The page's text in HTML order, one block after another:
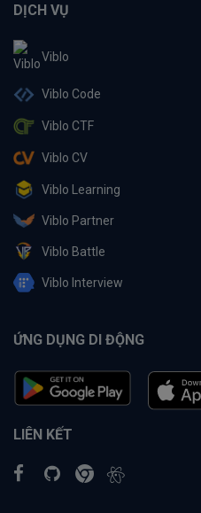
DỊCH VỤ
Viblo
Viblo Code
Viblo CTF
Viblo CV
Viblo Learning
Viblo Partner
Viblo Battle
Viblo Interview
ỨNG DỤNG DI ĐỘNG
LIÊN KẾT